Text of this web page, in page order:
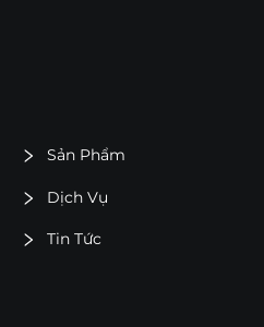
Sản Phẩm
Dịch Vụ
Tin Tức